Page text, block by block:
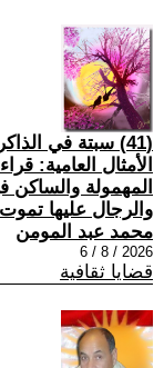
(41) سبتة في
الأمثال العامية:
المهمولة والساكن
والرجال عليها
محمد عبد المومن
2026 / 8 / 6
قضايا ثقافية